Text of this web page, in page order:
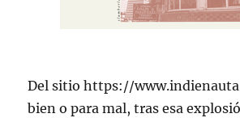
Del sitio https://
bien o para mal, tras esa